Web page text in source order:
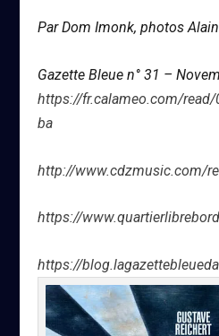
Par Dom Imonk, photos
Gazette Bleue n° 31 –
https://fr.calameo.com/
ba
http://www.cdzmusic.com/
https://
https://